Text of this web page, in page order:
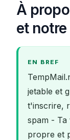
À
et
EN BREF
jetable et
t'inscrire,
spam - Ta
propre et